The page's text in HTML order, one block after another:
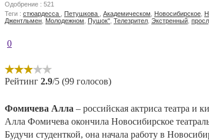
Одобрение : 521
Теги : cтюардесса Петушкова Академическом Новосибирское
Джентльмен Молодежном Пушок" Телезрител Экстренный
0
Рейтинг 2.9/5 (99 голосов)
Фомичева Алла – российская актриса театра и
Алла Фомичева окончила Новосибирское
Будучи студенткой, она начала работу в